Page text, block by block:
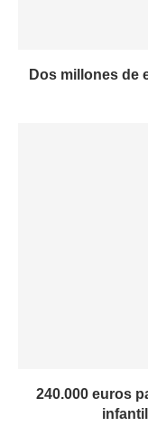
Dos millones de
240.000 euros